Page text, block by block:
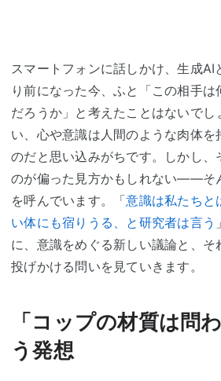
スマートフォンに話しかけ、生成AI
り前になった今、ふと「この相手
だろうか」と考えたことはないでし
い、心や意識は人間のような肉体を
のだと思い込みがちです。しかし、
のが偏った見方かもしれない――そ
を呼んでいます。「意識は私たちと
い体にも宿りうる、と研究者は言う
に、意識をめぐる新しい議論と、そ
投げかける問いを見ていきます。
「コップの材質は問
う発想